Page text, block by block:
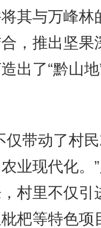
其与万峰林
，推出坚果
出了“黔山地
带动了村民
业现代化。
村里不仅引
杷等特色项